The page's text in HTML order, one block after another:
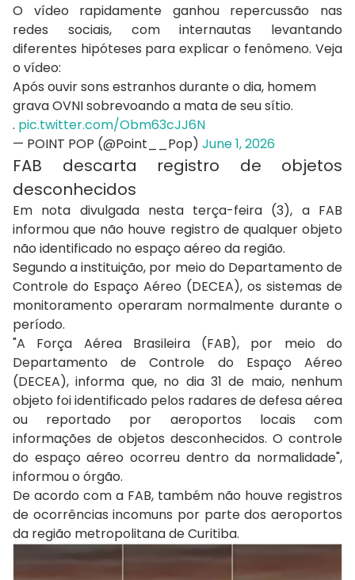
O vídeo rapidamente ganhou repercussão nas
redes sociais, com internautas levantando
diferentes hipóteses para explicar o fenômeno. Veja
o vídeo:
Após ouvir sons estranhos durante o dia, homem
grava OVNI sobrevoando a mata de seu sítio.
. pic.twitter.com/Obm63cJJ6N
— POINT POP (@Point__Pop) June 1, 2026
FAB descarta registro de objetos
desconhecidos
Em nota divulgada nesta terça-feira (3), a FAB
informou que não houve registro de qualquer objeto
não identificado no espaço aéreo da região.
Segundo a instituição, por meio do Departamento de
Controle do Espaço Aéreo (DECEA), os sistemas de
monitoramento operaram normalmente durante o
período.
"A Força Aérea Brasileira (FAB), por meio do
Departamento de Controle do Espaço Aéreo
(DECEA), informa que, no dia 31 de maio, nenhum
objeto foi identificado pelos radares de defesa aérea
ou reportado por aeroportos locais com
informações de objetos desconhecidos. O controle
do espaço aéreo ocorreu dentro da normalidade",
informou o órgão.
De acordo com a FAB, também não houve registros
de ocorrências incomuns por parte dos aeroportos
da região metropolitana de Curitiba.